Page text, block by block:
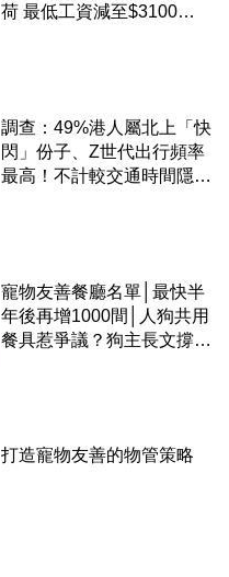
荷 最低工資減至$3100蚊
調查：49%港人屬北上「快
閃」份子、Z世代出行頻率
最高！不計較交通時間隱形
寵物友善餐廳名單│最快半
年後再增1000間│人狗共用
餐具惹爭議？狗主長文撐
打造寵物友善的物管策略